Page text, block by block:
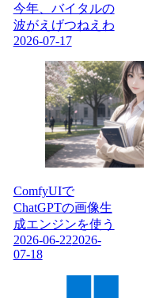
今年、バイタルの
波がえげつねえわ
2026-07-17
ComfyUIで
ChatGPTの画像生
成エンジンを使う
2026-06-222026-
07-18